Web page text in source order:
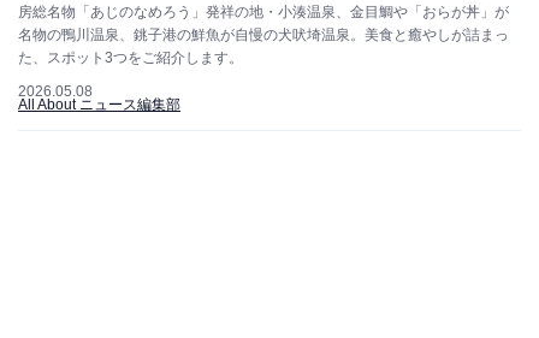
房総名物「あじのなめろう」発祥の地・小湊温泉、金目鯛や「おらが丼」が
名物の鴨川温泉、銚子港の鮮魚が自慢の犬吠埼温泉。美食と癒やしが詰まっ
た、スポット3つをご紹介します。
2026.05.08
All About ニュース編集部